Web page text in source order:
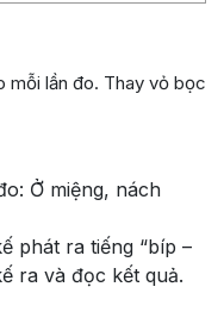
mỗi lần đo. Thay vỏ bọc
Ở miệng, nách
phát ra tiếng “bíp –
ra và đọc kết quả.